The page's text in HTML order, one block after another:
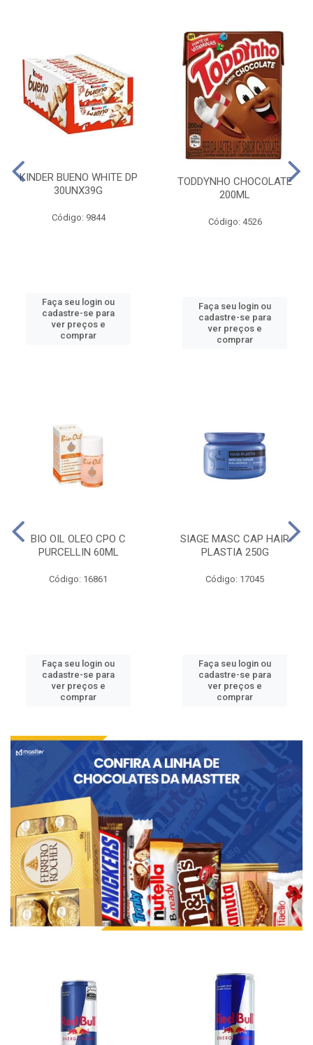
KINDER BUENO WHITE DP
30UNX39G
Código: 9844
Faça seu login ou
cadastre-se para
ver preços e
comprar
TODDYNHO CHOCOLATE
200ML
Código: 4526
Faça seu login ou
cadastre-se para
ver preços e
comprar
BIO OIL OLEO CPO C
PURCELLIN 60ML
Código: 16861
Faça seu login ou
cadastre-se para
ver preços e
comprar
SIAGE MASC CAP HAIR
PLASTIA 250G
Código: 17045
Faça seu login ou
cadastre-se para
ver preços e
comprar